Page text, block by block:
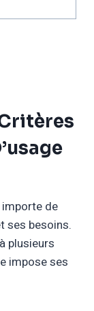
de
ses besoins.
plusieurs
impose ses